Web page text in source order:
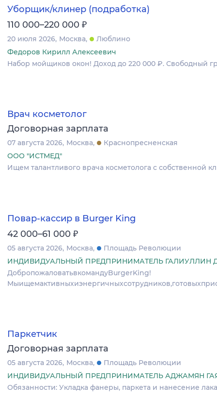
Уборщик/клинер (подработка)
110 000–220 000 ₽
20 июля 2026 Москва
Люблино
Федоров Кирилл Алексеевич
Набор мойщиков окон! Доход до 220 000 ₽. Свободный
Врач косметолог
Договорная зарплата
07 августа 2026 Москва
Краснопресненская
ООО "ИСТМЕД"
Ищем талантливого врача косметолога с собственной
Повар-кассир в Burger King
42 000–61 000 ₽
05 августа 2026 Москва
Площадь Революции
ИНДИВИДУАЛЬНЫЙ ПРЕДПРИНИМАТЕЛЬ ГАЛИУЛЛИН
ДобропожаловатьвкомандуBurgerKing!
Паркетчик
Договорная зарплата
05 августа 2026 Москва
Площадь Революции
ИНДИВИДУАЛЬНЫЙ ПРЕДПРИНИМАТЕЛЬ АДЖАМЯН
Обязанности: Укладка фанеры, паркета и нанесение